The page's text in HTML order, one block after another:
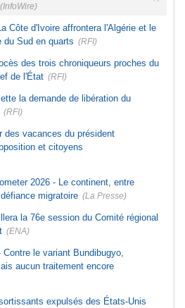
(InfoWire)
Côte d'Ivoire affrontera l'Algérie et le
du Sud en quarts (RFI)
des trois chroniqueurs proches du
de l'État (RFI)
la demande de libération du
(RFI)
des vacances du président
et citoyens
2026 - Le continent, entre
migratoire (La Presse)
la 76e session du Comité régional
(ENA)
Contre le variant Bundibugyo,
aucun traitement encore
expulsés des États-Unis